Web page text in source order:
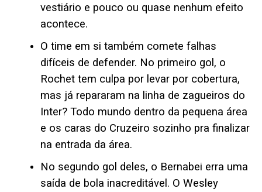
vestiário e pouco ou quase nenhum efeito
acontece.
O time em si também comete falhas
difíceis de defender. No primeiro gol, o
Rochet tem culpa por levar por cobertura,
mas já repararam na linha de zagueiros do
Inter? Todo mundo dentro da pequena área
e os caras do Cruzeiro sozinho pra finalizar
na entrada da área.
No segundo gol deles, o Bernabei erra uma
saída de bola inacreditável. O Wesley